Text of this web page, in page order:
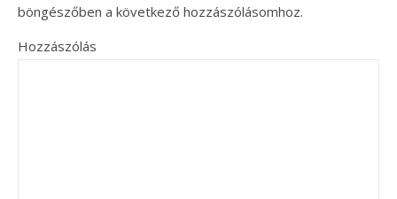
böngészőben a következő hozzászólásomhoz.
Hozzászólás